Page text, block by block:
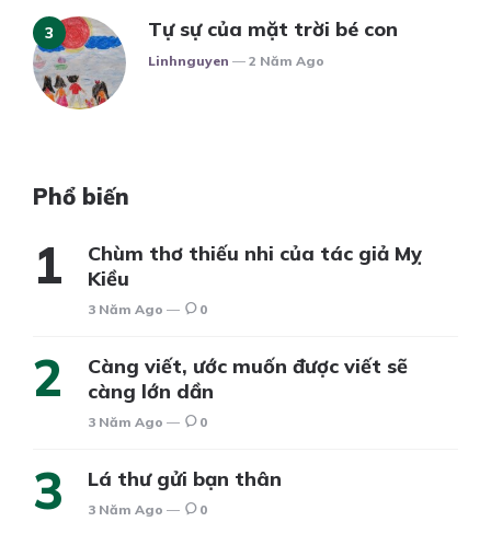
Tự sự của mặt trời bé con
Posted
Linhnguyen 2 Năm Ago
Phổ biến
Chùm thơ thiếu nhi của tác giả Mỵ
Kiều
3 Năm Ago 0
Càng viết, ước muốn được viết sẽ
càng lớn dần
3 Năm Ago 0
Lá thư gửi bạn thân
3 Năm Ago 0